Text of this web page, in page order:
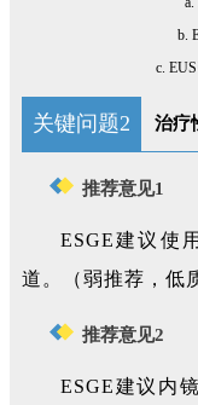
b.
c.
关键问题2 治疗
推荐意见1
ESGE建议使
道。（弱推荐，低
推荐意见2
ESGE建议内